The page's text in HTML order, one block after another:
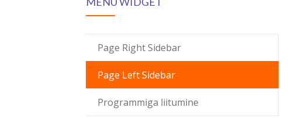
Page Right Sidebar
Page Left Sidebar
Programmiga liitumine